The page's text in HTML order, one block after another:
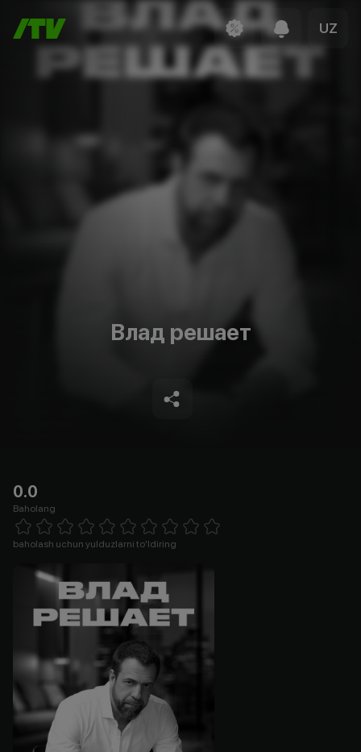
UZ
Влад решает
0.0
Baholang
1 Star 2 Stars 3 Stars 4 Stars5 Stars 6 Stars7 Stars8 Stars
baholash uchun yulduzlarni to'ldiring